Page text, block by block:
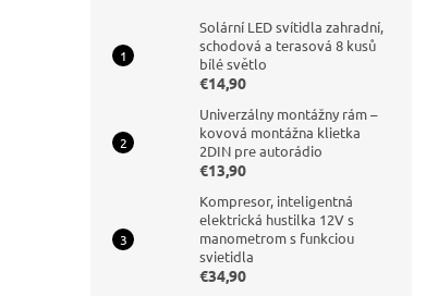
Solární LED svítidla zahradní,
schodová a terasová 8 kusů
bílé světlo
€14,90
Univerzálny montážny rám –
kovová montážna klietka
2DIN pre autorádio
€13,90
Kompresor, inteligentná
elektrická hustilka 12V s
manometrom s funkciou
svietidla
€34,90